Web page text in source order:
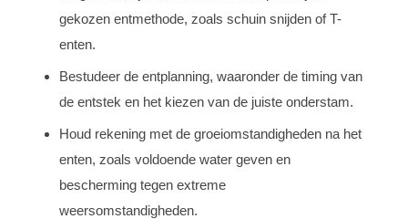
gekozen entmethode, zoals schuin snijden of T-
enten.
Bestudeer de entplanning, waaronder de timing van
de entstek en het kiezen van de juiste onderstam.
Houd rekening met de groeiomstandigheden na het
enten, zoals voldoende water geven en
bescherming tegen extreme
weersomstandigheden.